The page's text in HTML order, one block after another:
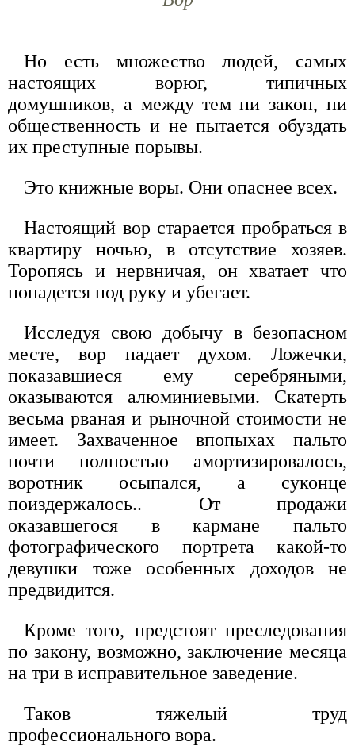
Но есть множество людей, самых
настоящих ворюг, типичных
домушников, а между тем ни закон, ни
общественность и не пытается обуздать
их преступные порывы.
Это книжные воры. Они опаснее всех.
Настоящий вор старается пробраться в
квартиру ночью, в отсутствие хозяев.
Торопясь и нервничая, он хватает что
попадется под руку и убегает.
Исследуя свою добычу в безопасном
месте, вор падает духом. Ложечки,
показавшиеся ему серебряными,
оказываются алюминиевыми. Скатерть
весьма рваная и рыночной стоимости не
имеет. Захваченное впопыхах пальто
почти полностью амортизировалось,
воротник осыпался, а суконце
поиздержалось.. От продажи
оказавшегося в кармане пальто
фотографического портрета какой-то
девушки тоже особенных доходов не
предвидится.
Кроме того, предстоят преследования
по закону, возможно, заключение месяца
на три в исправительное заведение.
Таков тяжелый труд
профессионального вора.